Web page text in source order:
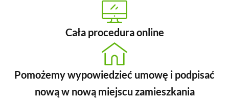
Cała procedura online
Pomożemy wypowiedzieć umowę i podpisać
nową w nową miejscu zamieszkania